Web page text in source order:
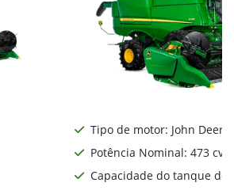
Tipo de motor: John Deere
Potência Nominal: 473 cv
Capacidade do tanque de